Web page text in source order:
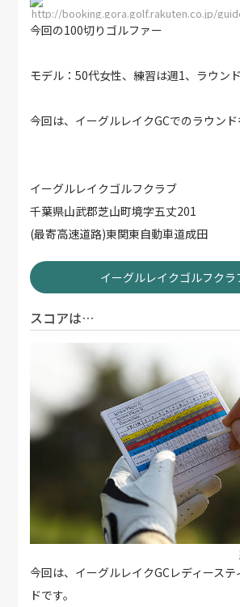
http://booking.gora.golf.rakuten.co.jp/
今回の100切りゴルファー
モデル：50代女性、練習は週1、ラウン
今回は、イーグルレイクGCでのラウンド
イーグルレイクゴルフクラブ
千葉県山武郡芝山町境字五丈201
(最寄高速道路)東関東自動車道成田
イーグルレイクゴルフクラ
スコアは…
今回は、イーグルレイクGCレディース
ドです。